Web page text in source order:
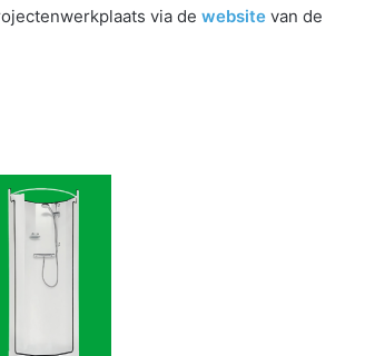
via de website van de